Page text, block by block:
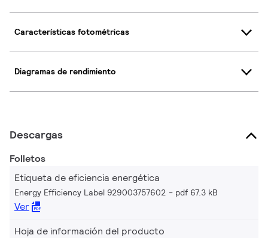
Características fotométricas
Diagramas de rendimiento
Descargas
Folletos
Etiqueta de eficiencia energética
Energy Efficiency Label 929003757602 pdf 67.3 kB
Ver
Hoja de información del producto